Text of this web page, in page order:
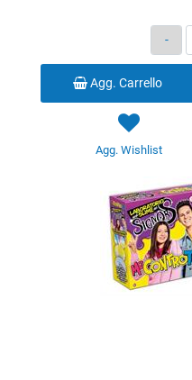
Agg. Carrello
Agg. Wishlist